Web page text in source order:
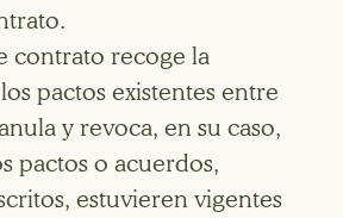
contrato recoge la
pactos existentes entre
y revoca, en su caso,
pactos o acuerdos,
estuvieren vigentes